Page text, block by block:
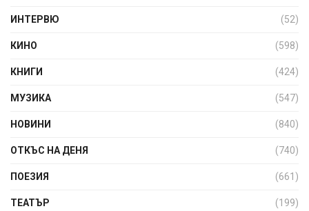
ИНТЕРВЮ (52)
КИНО (598)
КНИГИ (424)
МУЗИКА (547)
НОВИНИ (840)
ОТКЪС НА ДЕНЯ (740)
ПОЕЗИЯ (661)
ТЕАТЪР (199)